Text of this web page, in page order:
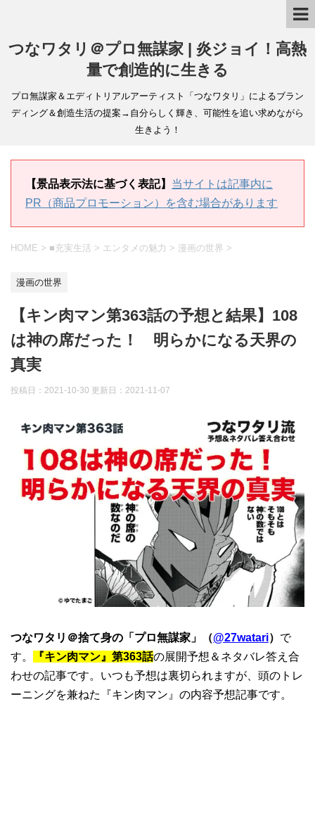
つなワタリ＠プロ無謀家 | 炎ジョイ！高熱
量で創造的に生きる
プロ無謀家＆エディトリアルアーティスト「つなワタリ」によるブラン
ディング＆創造生活の提案→自分らしく輝き、可能性を追い求めながら
生きよう！
【景品表示法に基づく表記】 当サイトは記事内に
PR（商品プロモーション）を含む場合があります
HOME > ■充実生活 > エンタメの魅力 > 漫画の世界 >
漫画の世界
【キン肉マン第363話の予想と結果】108
は神の席だった！ 明らかになる天界の
真実
投稿日：2021-10-30 更新日： 2021-11-07
つなワタリ＠捨て身の「プロ無謀家」（@27watari） で
す。
『キン肉マン』第363話の展開予想＆ネタバレ答え合
わせの記事です。いつも予想は裏切られますが、頭のトレ
ーニングを兼ねた『キン肉マン』の内容予想記事です。